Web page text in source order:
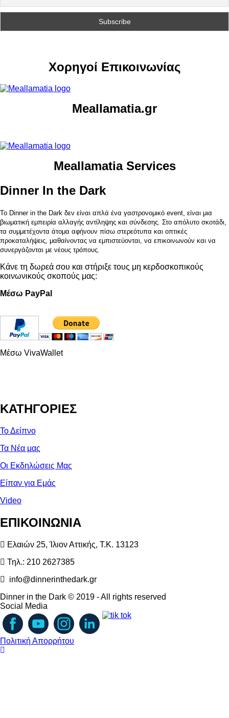
Χορηγοί Επικοινωνίας
Meallamatia.gr
Meallamatia Services
Dinner In the Dark
Το Dinner in the Dark δεν είναι απλά ένα γαστρονομικό event, είναι μια
βιωματική εμπειρία αλλαγής αντίληψης και σύνδεσης. Στο απόλυτο σκοτάδι,
τα συμμετέχοντα άτομα αφήνουν πίσω στερεότυπα και οπτικές
προκαταλήψεις, μαθαίνοντας να εμπιστεύονται, να επικοινωνούν και να
συνεργάζονται με νέους τρόπους.
Κάνε τη δωρεά σου και στήριξε τους μη κερδοσκοπικούς
κοινωνικούς σκοπούς μας:
Μέσω PayPal
Μέσω VivaWallet
ΚΑΤΗΓΟΡΙΕΣ
Το Δείπνο
Τα Νέα μας
Οι Εκδηλώσεις Μας
Είπαν για Εμάς
Video
ΕΠΙΚΟΙΝΩΝΙΑ
Ελαιών 25, Ίλιον Αττικής, Τ.Κ. 13123
Τηλ.: 210 2627385
info@dinnerinthedark.gr
Dinner in the Dark © 2019 - All rights reserved
Social
Media
Πολιτική Απορρήτου